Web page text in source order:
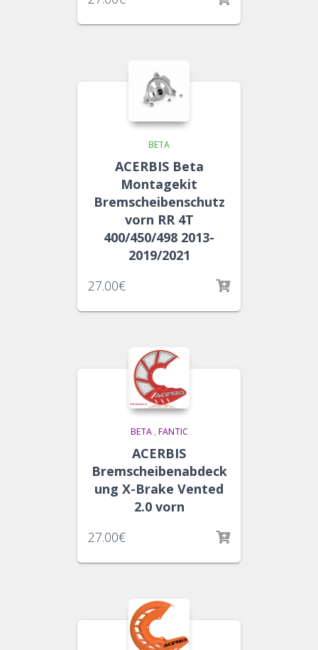
BETA
ACERBIS Beta
Montagekit
Bremscheibenschutz
vorn RR 4T
400/450/498 2013-
2019/2021
27.00€
BETA, FANTIC
ACERBIS
Bremscheibenabdeck
ung X-Brake Vented
2.0 vorn
27.00€